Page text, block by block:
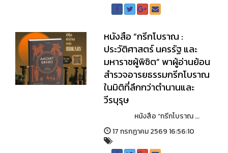
หนังสือ “กรีกโบราณ :
ประวัติศาสตร์ นครรัฐ และ
มหาราชผู้พิชิต” พาผู้อ่านย้อน
สำรวจอารยธรรมกรีกโบราณ
ในมิติที่ลึกกว่าตำนานและ
วีรบุรุษ
หนังสือ “กรีกโบราณ ...
17 กรกฏาคม 2569 16:56:10